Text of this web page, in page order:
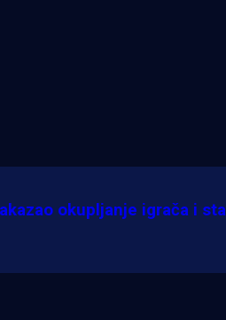
okupljanje igrača i